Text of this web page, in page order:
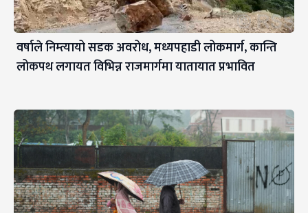
वर्षाले निम्त्यायो सडक अवरोध, मध्यपहाडी लोकमार्ग, कान्ति
लोकपथ लगायत विभिन्न राजमार्गमा यातायात प्रभावित